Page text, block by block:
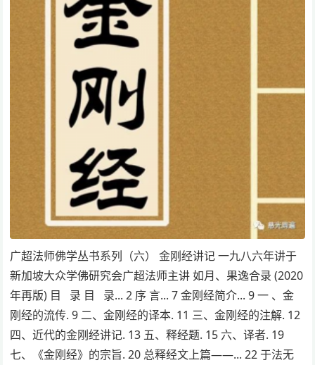
广超法师佛学丛书系列（六） 金刚经讲记 一九八六年讲于
新加坡大众学佛研究会广超法师主讲 如月、果逸合录 (2020
年再版) 目 录 目 录... 2 序 言... 7 金刚经简介... 9 一 、金
刚经的流传. 9 二、金刚经的译本. 11 三、金刚经的注解. 12
四、近代的金刚经讲记. 13 五、释经题. 15 六、译者. 19
七、《金刚经》的宗旨. 20 总释经文上篇——... 22 于法无